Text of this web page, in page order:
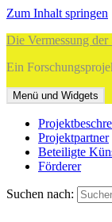
Zum Inhalt springen
Die Vermessung der
Ein
Menü und Widgets
Projektpartner
Beteiligte
Förderer
Suchen nach: